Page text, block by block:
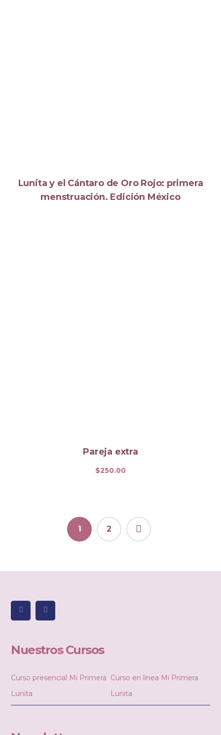
Lunita y el Cántaro de Oro Rojo: primera
menstruación. Edición México
Pareja extra
$250.00
1 2
Nuestros Cursos
Curso presencial Mi Primera
Lunita
Curso en línea Mi Primera
Lunita